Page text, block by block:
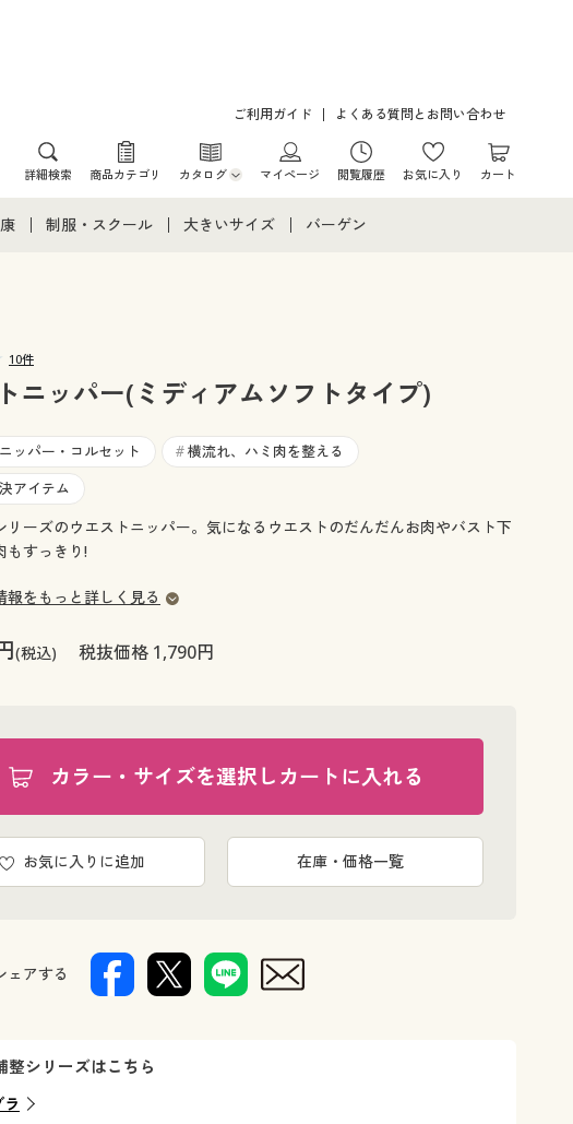
ご利用ガイド よくある質問とお問い合わせ
詳細検索 商品カテゴリ カタログ
カタログ・チラシからのご注文
マイページ 閲覧履歴 お気に入り カート
通販すべて
制服・スクール
ジュニア・ティーンズ下着
大きいサイズ
大きいサイズ レディース下着
大きいサイズ メンズ
バーゲン
えてくびれを♪
10件
ニッパー(ミディアムソフトタイプ)
ッパー・コルセット # 横流れ、ハミ肉を整える
アイテム
リーズのウエストニッパー。気になるウエストのだんだんお肉やバスト下
もすっきり!
報をもっと詳しく見る
(税込) 税抜価格 1,790円
カラー・サイズを選択しカートに入れる
お気に入りに追加 在庫・価格一覧
ェアする
整シリーズはこちら